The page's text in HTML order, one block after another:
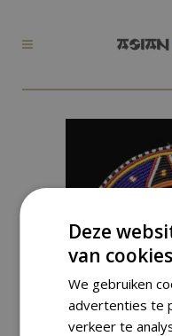
Deze
van
We gebruiken
advertenties te
verkeer te